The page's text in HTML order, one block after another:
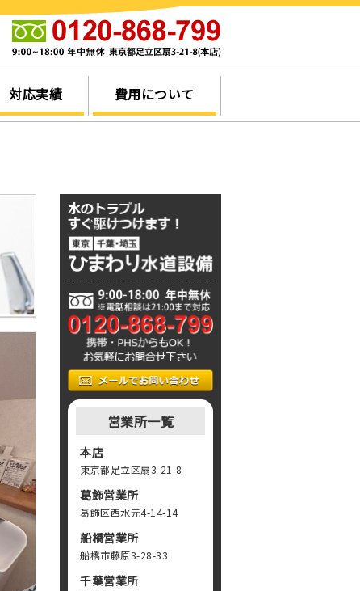
対応実績 費用について
営業所一覧
本店
東京都足立区扇3-21-8
葛飾営業所
葛飾区西水元4-14-14
船橋営業所
船橋市藤原3-28-33
千葉営業所